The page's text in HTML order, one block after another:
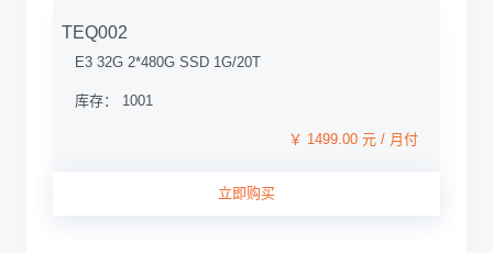
TEQ002
E3 32G 2*480G SSD 1G/20T
库存： 1001
￥ 1499.00 元 / 月付
立即购买